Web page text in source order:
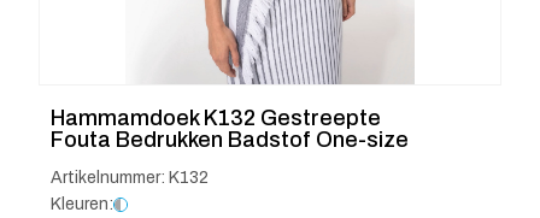
Hammamdoek K132 Gestreepte
Fouta Bedrukken Badstof One-size
Artikelnummer: K132
Kleuren: